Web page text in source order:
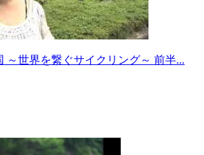
～世界を繋ぐサイクリング～ 前半...